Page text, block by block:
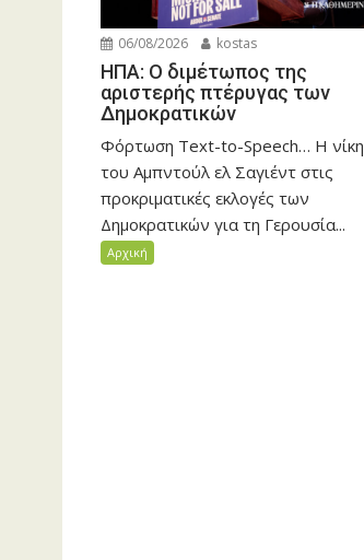
06/08/2026 kostas
ΗΠΑ: Ο διμέτωπος της
αριστερής πτέρυγας των
Δημοκρατικών
Φόρτωση Text-to-Speech… Η νίκη
του Αμπντούλ ελ Σαγιέντ στις
προκριματικές εκλογές των
Δημοκρατικών για τη Γερουσία...
Αρχική